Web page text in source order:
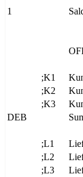
1
;K1
;K2
;K3
DEB
;L1
;L2
;L3